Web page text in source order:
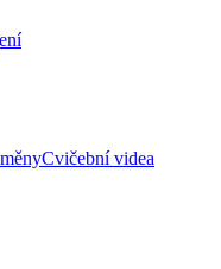
Cvičební videa